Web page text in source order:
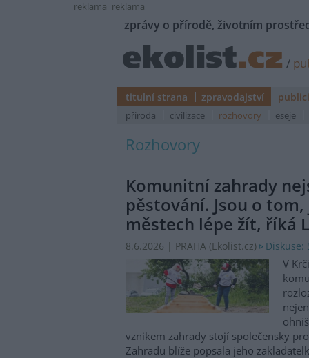
reklama reklama
zprávy o přírodě, životním
/
titulní strana zpravodajství
příroda civilizace rozhovory eseje
Rozhovory
Komunitní zahrady
pěstování. Jsou o tom,
městech lépe žít, říká
8.6.2026 | PRAHA (Ekolist.cz) Diskuse:
V
vznikem zahrady stojí společensky
Zahradu blíže popsala jeho